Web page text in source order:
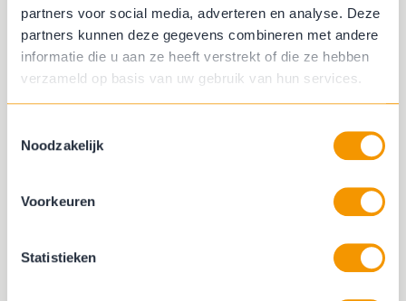
partners voor social media, adverteren en analyse. Deze
partners kunnen deze gegevens combineren met andere
informatie die u aan ze heeft verstrekt of die ze hebben
verzameld op basis van uw gebruik van hun services.
Noodzakelijk
Voorkeuren
Statistieken
Marmoleum is twee meter breed en
wordt rechtstreeks verlijmd op een
geëgaliseerde ondervloer. Dit is
specialistisch werk en wordt gedaan door
we komen naast opmeten vooraf ook
niet vlak of egaal genoeg dan moet er